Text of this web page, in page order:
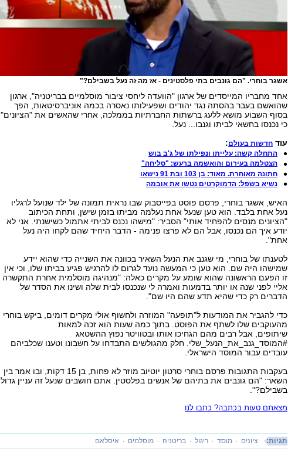
אשגר בוחרי. "הם גונבים בתי פלסטינים - אז מה זה נעל בשבילם?"
אחד מחבריו המייסדים של ארגון "הוועדה ליחסי ציבור מוסלמיים בבריטניה", ארגון
שהואשם בעבר בהסתה נגד יהודים ושפעילותו נאסרה בכמה אוניברסיטאות, הפך
בסוף השבוע מושא ללעג ברשתות החברתיות בממלכה, אחרי שהאשים את "הציונים"
כי נכנסו בחשאי לביתו וגנבו... נעל.
עוד חדשות בעולם:
התחלה קשה: עלייתו ונפילתו של ג'ב בוש
הצטלמה בעירום והואשמה ברעש: "סליחה"
חתונה מאוחרת. מאוד: בן 103 ובת 91 נישאו
נשיא בשפל: הדמוקרטים נטשו את אובמה
האיש, אשגר בוחרי, פרסם פוסט בפייסבוק שבו נראית תמונה של ילד שנועל לרגליו
נעל אחת בלבד. הוא טען שנעל אחת נעלמה מביתו בזמן שישן, ותחת הכיתוב
"הציונים מנסים להפחיד אותי" הסביר: "מישהו נכנס לביתי אתמול כשישנתי. אני לא
יודע איך הם נכנסו, אבל הם לא פרצו פנימה - הדבר היחיד שהם לקחו היה נעל
אחת".
לטענתו של בוחרי, מי שגנב את הנעל השאיר בכוונה את השנייה כדי שהוא יידע
שמישהו היה שם. הוא טען כי המעשה נועד לגרום לו להרגיש פגיע בביתו שלו, וכי אין
זו הפעם הראשונה שהוא שומע על מקרים כאלה: "מנהיגה מוסלמית אחרת התקשרה
אליי לפני שנה או יותר בדמעות ואמרה לי שנכנסו לבית שלה ושינו את הסדר של
הדברים רק כדי שהיא תדע שהם היו שם".
כדי להגביר את המודעות ל"תופעה" המוזרה ולחשוף אולי מקרים דומים, ביקש בוחרי
מהעוקבים שלו לשתף את הפוסט. בתוך כמה שעות הוא זכה למאות
שיתופים, אבל רבים מהם הגחיכו אותו ובטוויטר נפוץ ההשטאג
#המוסד_גנב_את_הנעל_שלי. חלק מהגולשים התבדחו על חשבונו וטענו שכלביהם
עובדים עבור המוסד הישראלי.
בעקבות התגובות פרסם בוחרי סרטון יוטיוב מוזר לא פחות, בן 15 דקות, ובו אמר בין
השאר: "הם גונבים את בתיהם של אנשים בפלסטין. אתם חושבים שנעל זה עניין גדול
בשבילם?".
מצאתם טעות בכתבה? כתבו לנו
תגיות: ציונים מוסד ריגול בריטניה מוסלמים איסלאם